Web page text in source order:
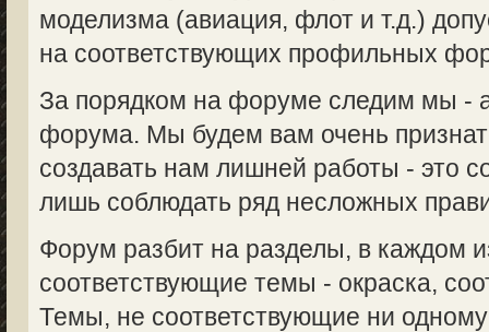
моделизма (авиация, флот и т.д.)
на соответствующих профильных
За порядком на форуме следим мы -
форума. Мы будем вам очень
создавать нам лишней работы - это
лишь соблюдать ряд несложных
Форум разбит на разделы, в каждом
соответствующие темы - окраска,
Темы, не соответствующие ни